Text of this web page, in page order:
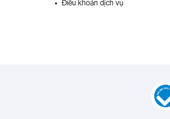
Điều khoản dịch vụ